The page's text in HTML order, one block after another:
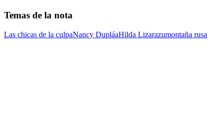
Temas de la nota
Las chicas de la culpaNancy DupláaHilda Lizarazumontaña rusa